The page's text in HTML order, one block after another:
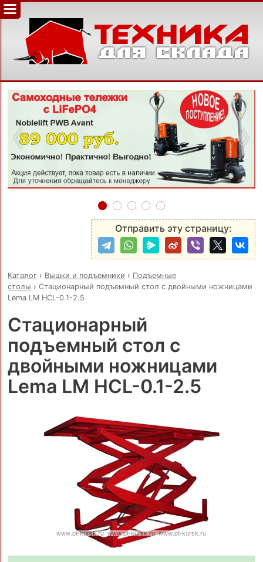
‹ ›
Отправить эту страницу:
Каталог› Вышки и подъемники › Подъемные
столы › Стационарный подъемный стол с двойными ножницами
Lema LM HCL-0.1-2.5
Стационарный
подъемный стол с
двойными ножницами
Lema LM HCL-0.1-2.5